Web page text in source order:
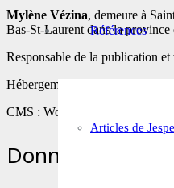
Références
Articles de
Mylène Vézina, demeure à
Bas-St-Laurent dans la province
Responsable de la publication
Hébergement : Web Canada
CMS : WordPress, ThemeForest
Données